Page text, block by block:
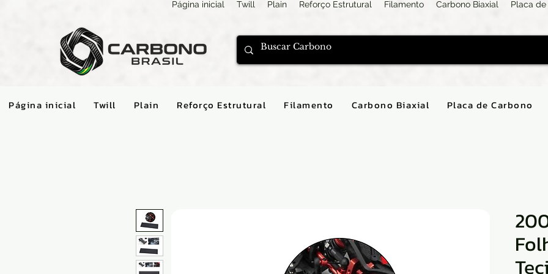
Página inicial Twill Plain Reforço Estrutural Filamento Carbono Biaxial Placa de Carbono
Página inicial Twill Plain Reforço Estrutural Filamento Carbono Biaxial Placa